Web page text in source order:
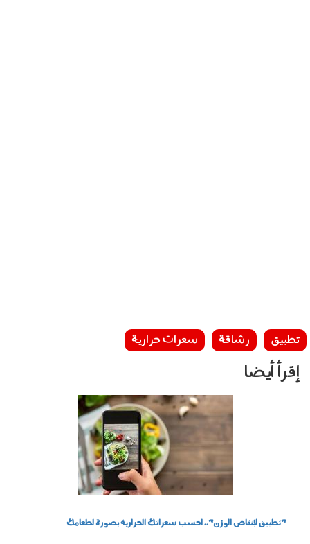
تطبيق رشاقة سعرات حرارية
إقرأ أيضا
"تطبيق لإنقاص الوزن".. احسب سعراتك الحرارية بصورة لطعامك